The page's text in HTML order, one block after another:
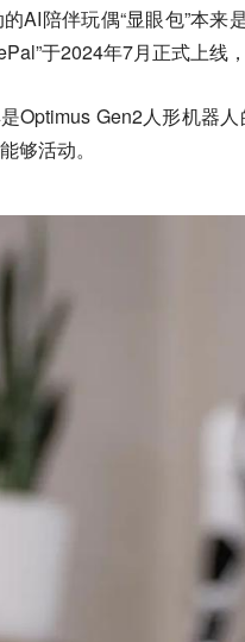
AI陪伴玩偶“显眼包”本
于2024年7月正式上线
Optimus Gen2人形机器
够活动。